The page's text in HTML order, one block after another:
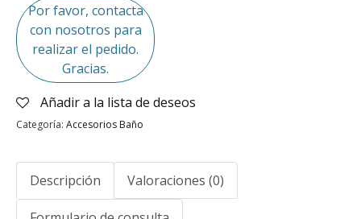
Por favor, contacta
con nosotros para
realizar el pedido.
Gracias.
Añadir a la lista de deseos
Categoría: Accesorios Baño
Descripción Valoraciones (0)